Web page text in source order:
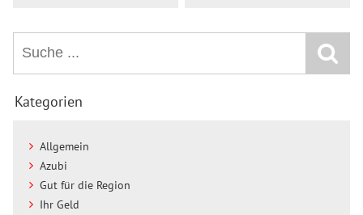
Kategorien
Allgemein
Azubi
Gut für die Region
Ihr Geld